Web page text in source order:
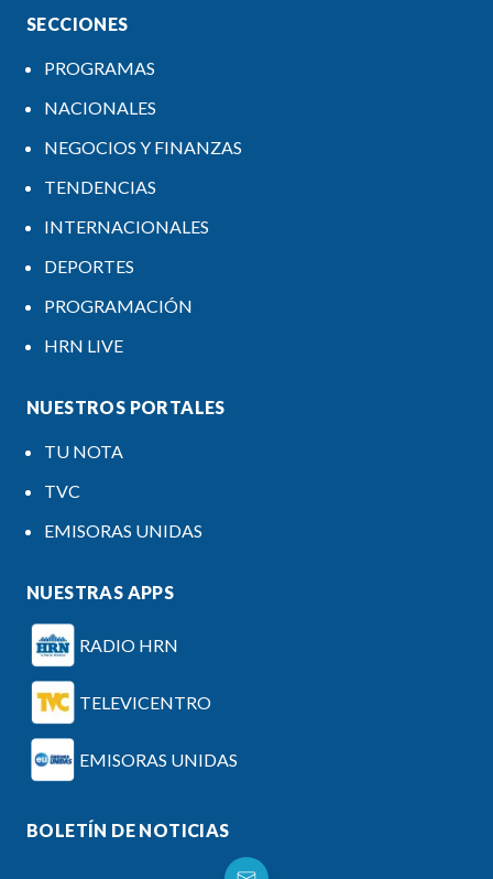
SECCIONES
PROGRAMAS
NACIONALES
NEGOCIOS Y FINANZAS
TENDENCIAS
INTERNACIONALES
DEPORTES
PROGRAMACIÓN
HRN LIVE
NUESTROS PORTALES
TU NOTA
TVC
EMISORAS UNIDAS
NUESTRAS APPS
RADIO HRN
TELEVICENTRO
EMISORAS UNIDAS
BOLETÍN DE NOTICIAS